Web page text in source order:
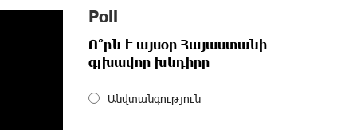
My Forest Armenia is a beneficiary of
the "Power of One Dram" initiative in
Poll
Ո՞րն է այսօր Հայաստանի
գլխավոր խնդիրը
Անվտանգություն